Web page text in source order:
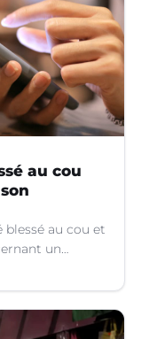
au cou
au cou et
un